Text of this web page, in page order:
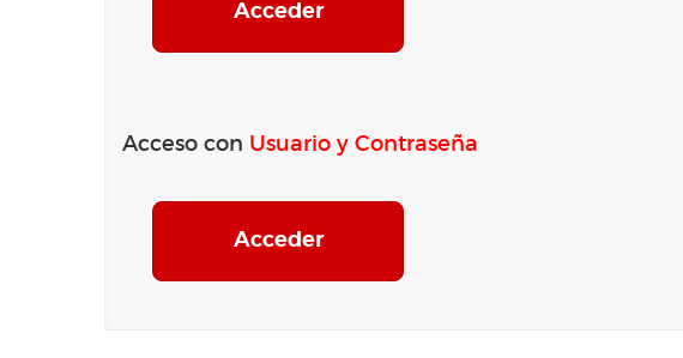
Acceder
Acceso con Usuario y Contraseña
Acceder